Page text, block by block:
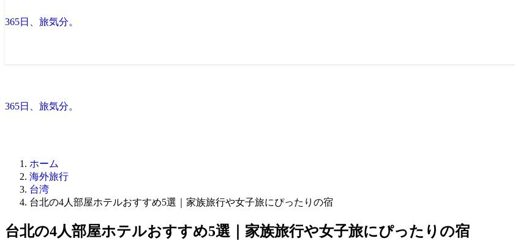
365日、旅気分。
365日、旅気分。
ホーム
海外旅行
台湾
台北の4人部屋ホテルおすすめ5選｜家族旅行や女子旅にぴったりの宿
台北の4人部屋ホテルおすすめ5選｜家族旅行や女子旅にぴったりの宿